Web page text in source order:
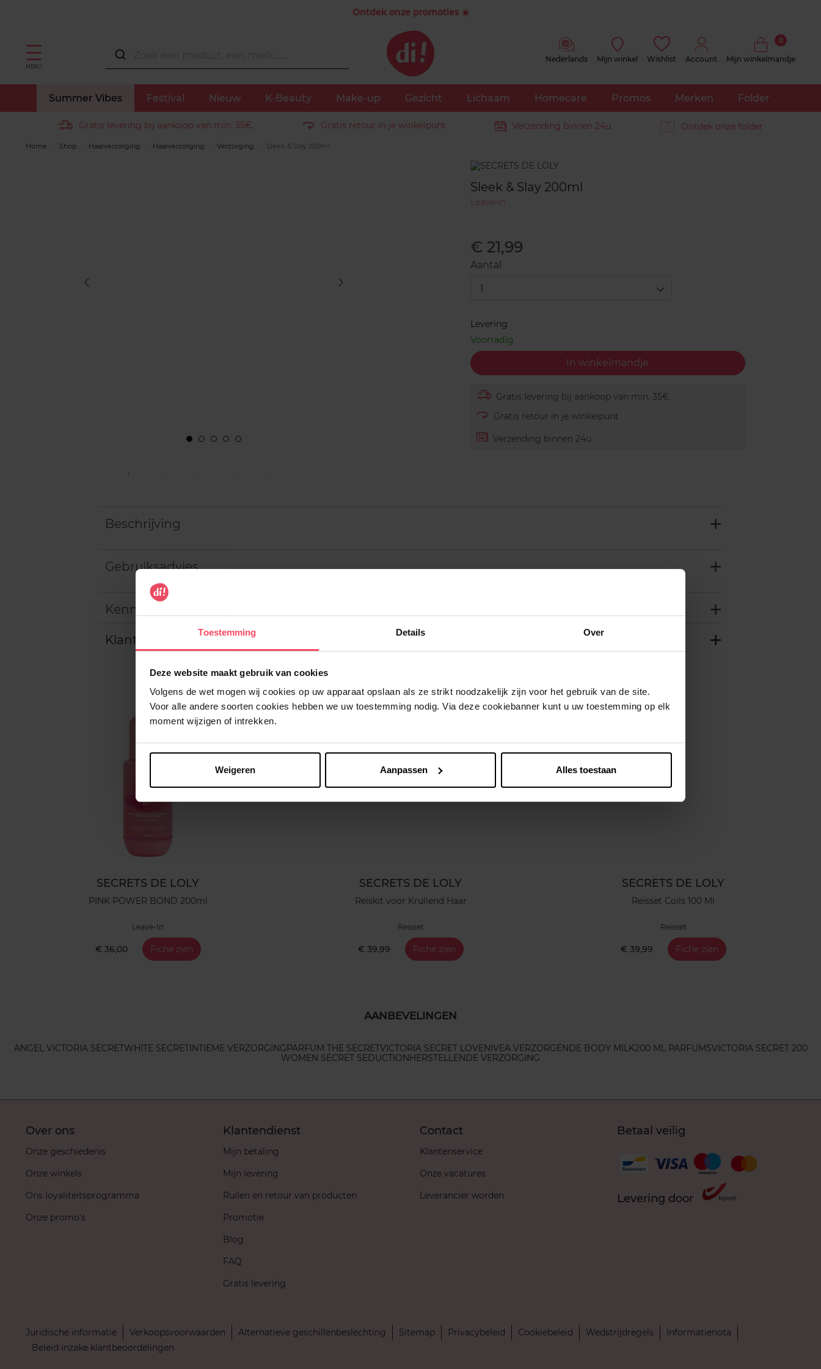
Toestemming Details Over
Deze website maakt gebruik van cookies
Volgens de wet mogen wij cookies op uw apparaat opslaan als ze strikt noodzakelijk zijn voor het gebruik van de site.
Voor alle andere soorten cookies hebben we uw toestemming nodig. Via deze cookiebanner kunt u uw toestemming op elk
moment wijzigen of intrekken.
Weigeren Aanpassen Alles toestaan
Ontdek onze promoties ☀️
MENU
Nederlands Mijn winkel Wishlist Account Mijn winkelmandje
0
Summer Vibes Festival Nieuw K-Beauty Make-up Gezicht Lichaam Homecare Promos Merken Folder
Gratis levering bij aankoop van min. 35€. Gratis retour in je winkelpunt Verzending binnen 24u Ontdek onze folder
Home Shop Haarverzorging Haarverzorging Verzorging Sleek & Slay 200ml
Merk
Sleek & Slay 200ml
Leave-In
€ 21,99
Aantal
1
Levering
Voorradig
In winkelmandje
Gratis levering bij aankoop van min. 35€.
Gratis retour in je winkelpunt
Verzending binnen 24u
Beschrijving
Gebruiksadvies
Kenmerken
Klantereview
SECRETS DE LOLY
PINK POWER BOND 200ml
Leave-In
€ 36,00 Fiche zien
SECRETS DE LOLY
Reiskit voor Krullend Haar
Reisset
€ 39,99 Fiche zien
SECRETS DE LOLY
Reisset Coils 100 Ml
Reisset
€ 39,99 Fiche zien
AANBEVELINGEN
ANGEL VICTORIA SECRETWHITE SECRETINTIEME VERZORGING PARFUM THE SECRETVICTORIA SECRET LOVENIVEA VERZORGENDE BODY MILK200 ML PARFUMSVICTORIA SECRET 200
WOMEN SECRET SEDUCTION HERSTELLENDE VERZORGING
Over ons
Onze geschiedenis
Onze winkels
Ons loyaliteitsprogramma
Onze promo's
Klantendienst
Mijn betaling
Mijn levering
Ruilen en retour van producten
Promotie
Blog
FAQ
Gratis levering
Contact
Klantenservice
Onze vacatures
Leverancier worden
Betaal veilig
Levering door
Juridische informatie Verkoopsvoorwaarden Alternatieve geschillenbeslechting Sitemap Privacybeleid Cookiebeleid Wedstrijdregels
Informatienota
Beleid inzake klantbeoordelingen